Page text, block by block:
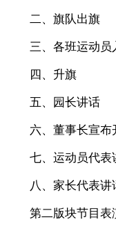
二、旗队出旗
三、各班运动员
四、升旗
五、园长讲话
六、董事长宣布
七、运动员代表
八、家长代表讲
第二版块节目表